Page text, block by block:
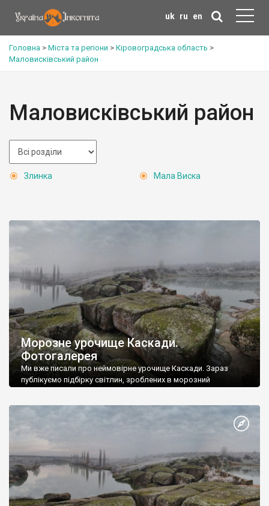
uk ru en
Головна > Міста та регіони > Кіровоградська область >
Маловисківський район
Маловисківський район
Злинка Мала Виска
Морозне урочище Каскади.
Фотогалерея
Ми вже писали про неймовірне урочище Каскади. Зараз
публікуємо підбірку світлин, зроблених в морозний